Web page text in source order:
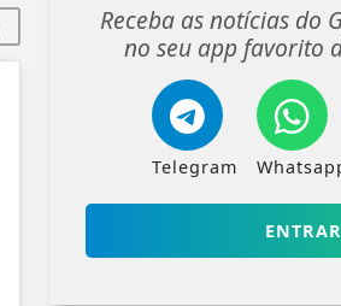
Receba as notícias do
no seu app favorito
Telegram
ENTRAR